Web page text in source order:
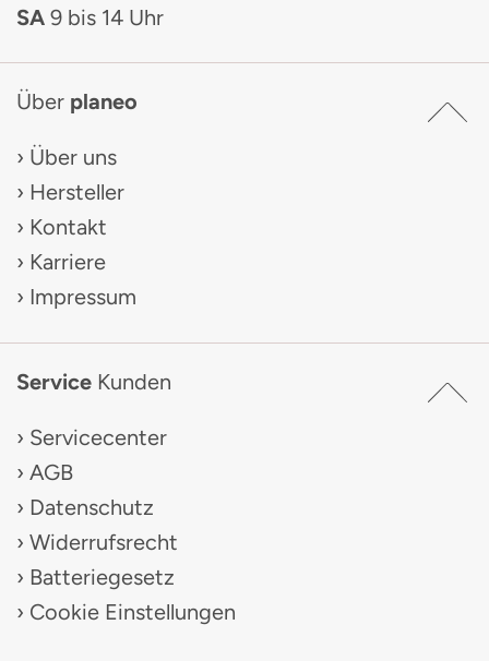
SA 9 bis 14 Uhr
Über planeo
Über uns
Hersteller
Kontakt
Karriere
Impressum
Service Kunden
Servicecenter
AGB
Datenschutz
Widerrufsrecht
Batteriegesetz
Cookie Einstellungen